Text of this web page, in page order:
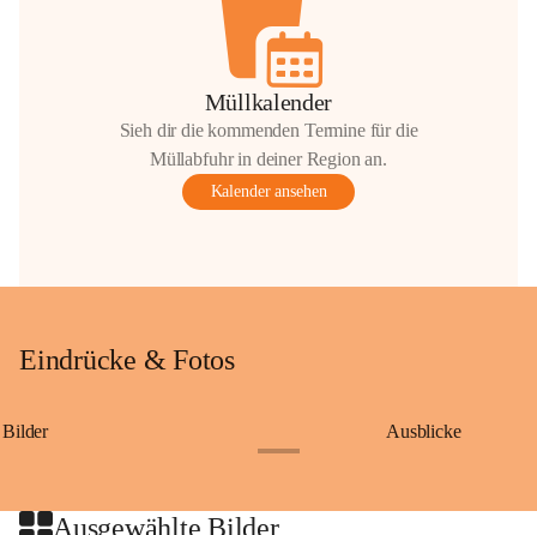
Müllkalender
Sieh dir die kommenden Termine für die
Müllabfuhr in deiner Region an.
Kalender ansehen
Eindrücke & Fotos
Bilder Ausblicke
Ausgewählte Bilder